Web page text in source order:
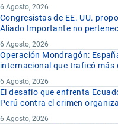
6 Agosto, 2026
Congresistas de EE. UU.
Aliado Importante no
6 Agosto, 2026
Operación Mondragón:
internacional que traficó más
6 Agosto, 2026
El desafío que enfrenta
Perú contra el crimen
6 Agosto, 2026